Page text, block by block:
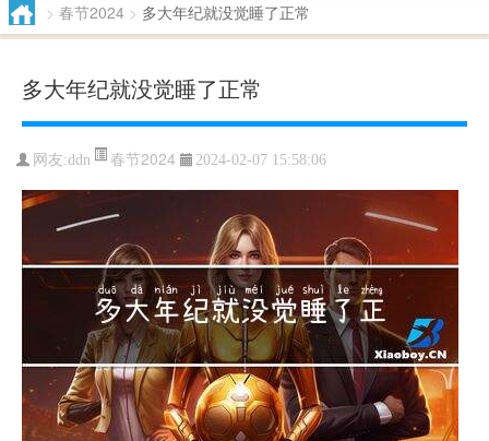
> 春节2024 > 多大年纪就没觉睡了正常
多大年纪就没觉睡了正常
网友:ddn 春节2024 2024-02-07 15:58:06